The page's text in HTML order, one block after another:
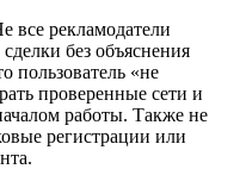
все рекламодатели
без объяснения
пользователь «не
проверенные сети и
работы. Также не
регистрации или